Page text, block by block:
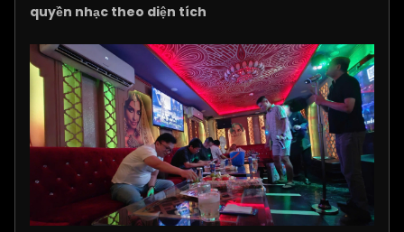
quyền nhạc theo diện tích